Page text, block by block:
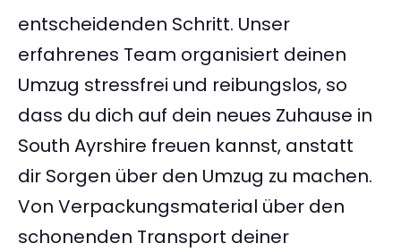
entscheidenden Schritt. Unser
erfahrenes Team organisiert deinen
Umzug stressfrei und reibungslos, so
dass du dich auf dein neues Zuhause in
South Ayrshire freuen kannst, anstatt
dir Sorgen über den Umzug zu machen.
Von Verpackungsmaterial über den
schonenden Transport deiner